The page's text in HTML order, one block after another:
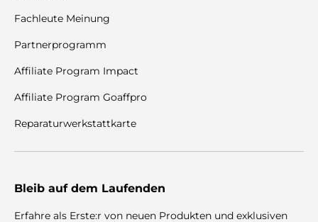
Fachleute Meinung
Partnerprogramm
Affiliate Program Impact
Affiliate Program Goaffpro
Reparaturwerkstattkarte
Bleib auf dem Laufenden
Erfahre als Erste:r von neuen Produkten und exklusiven